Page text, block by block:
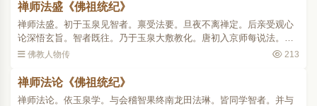
禅师法盛《佛祖统纪》
禅师法盛。初于玉泉见智者。禀受法要。旦夜不离禅定。后亲受观心
论深悟玄旨。智者既往。乃于玉泉大敷教化。唐初入京师每说法。口
出光明。四众戴仰。同于真佛。朝廷尊其道。赐号悟真禅师 。..
佛教人物传 213
禅师法论《佛祖统纪》
禅师法论。依玉泉学。与会稽智果终南龙田法琳。皆同学智者。并与